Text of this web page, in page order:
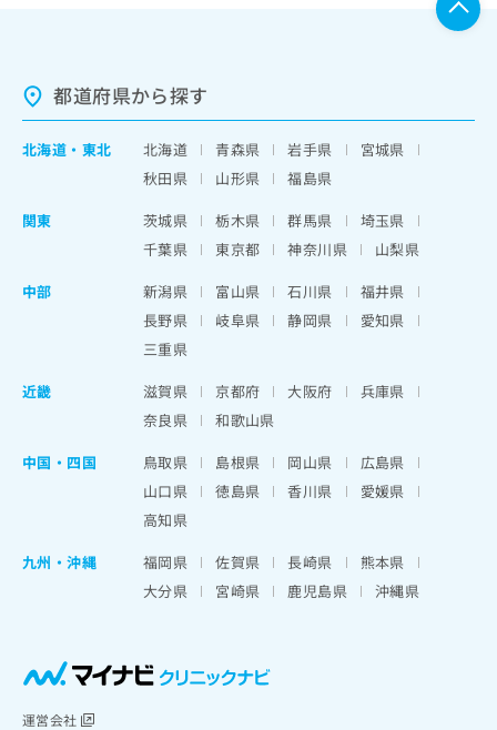
都道府県から探す
北海道 ・ 東北 北海道 青森県 岩手県
宮城県
秋田県
山形県
福島県
関東
茨城県 栃木県 群馬県
埼玉県
千葉県
東京都 神奈川県
山梨県
中部
新潟県 富山県 石川県
福井県
長野県
岐阜県 静岡県
愛知県
三重県
近畿
滋賀県 京都府 大阪府
兵庫県
奈良県
和歌山県
中国・四国
鳥取県 島根県 岡山県
広島県
山口県
徳島県 香川県
愛媛県
高知県
九州・沖縄
福岡県 佐賀県 長崎県
熊本県
大分県
宮崎県 鹿児島県 沖縄県
運営会社